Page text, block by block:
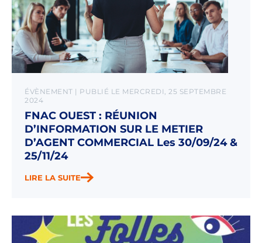
ÉVÈNEMENT | PUBLIÉ LE MERCREDI, 25 SEPTEMBRE
2024
FNAC OUEST : RÉUNION
D’INFORMATION SUR LE METIER
D’AGENT COMMERCIAL Les 30/09/24 &
25/11/24
LIRE LA SUITE